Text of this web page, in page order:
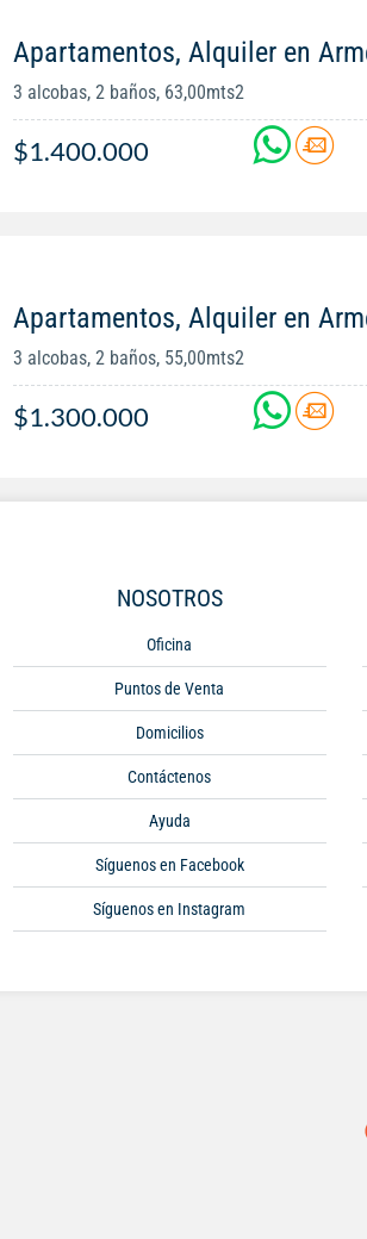
Apartamentos, Alquiler en
3 alcobas, 2 baños, 63,00mts2
$1.400.000
Apartamentos, Alquiler en
3 alcobas, 2 baños, 55,00mts2
$1.300.000
NOSOTROS
Oficina
Puntos de Venta
Domicilios
Contáctenos
Ayuda
Síguenos en Facebook
Síguenos en Instagram